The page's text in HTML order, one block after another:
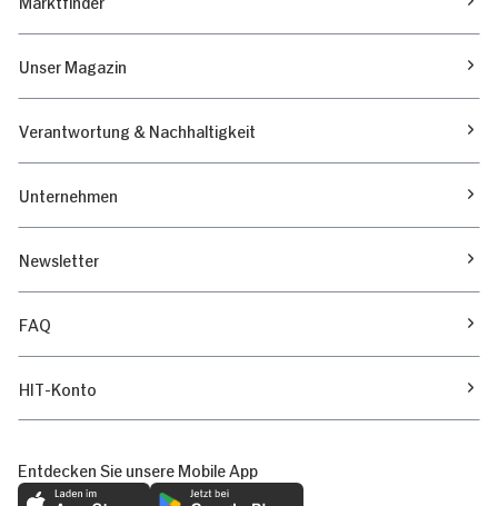
Unser Magazin
Verantwortung & Nachhaltigkeit
Unternehmen
Newsletter
FAQ
HIT-Konto
Entdecken Sie unsere Mobile App